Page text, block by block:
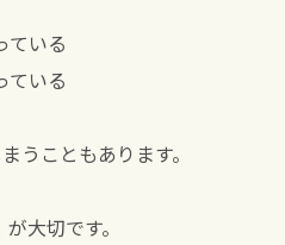
ている
ている
うこともあります。
大切です。